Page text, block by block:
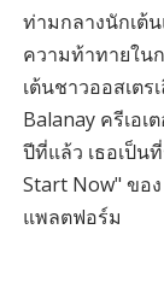
ท่ามกลางนักเต้
ความท้าทายใน
เต้นชาวออสเต
Balanay ครีเอ
ปีที่แล้ว เธอเป็น
Start Now" ขอ
แพลตฟอร์ม